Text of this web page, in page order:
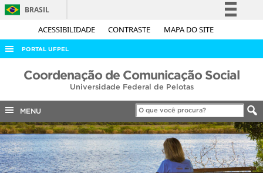
ACESSIBILIDADE CONTRASTE MAPA DO SITE
BRASIL
Simplifique!
Acesso à informação
Legislação
Canais
PORTAL UFPEL
ACESSO À INFORMAÇÃO
COBALTO
CONCURSOS
EDITAIS
INTERNACIONAL
Coordenação de Comunicação Social
Universidade Federal de Pelotas
MENU